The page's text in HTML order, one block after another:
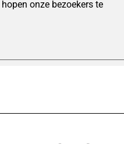
onze bezoekers te